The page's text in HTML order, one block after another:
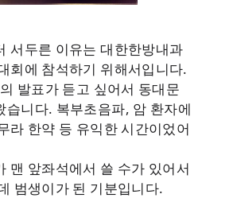
서두른 이유는 대한한방내과
회에 참석하기 위해서입니다.
발표가 듣고 싶어서 동대문
습니다. 복부초음파, 암 환자에
라 한약 등 유익한 시간이었어
맨 앞좌석에서 쓸 수가 있어서
범생이가 된 기분입니다.